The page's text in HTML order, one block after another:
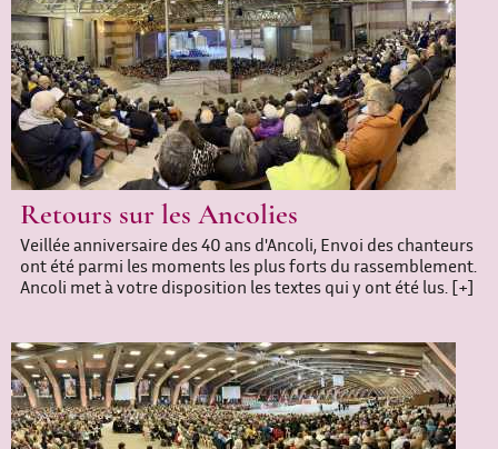
Retours sur les Ancolies
Veillée anniversaire des 40 ans d'Ancoli, Envoi des chanteurs
ont été parmi les moments les plus forts du rassemblement.
Ancoli met à votre disposition les textes qui y ont été lus. [+]